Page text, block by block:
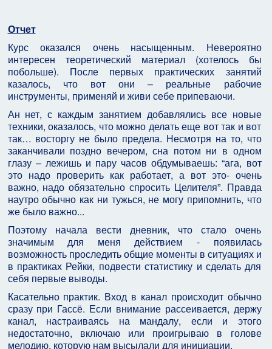
Отчет
Курс оказался очень насыщенным. Невероятно
интересен теоретический материал (хотелось бы
побольше). После первых практических занятий
казалось, что вот они – реальные рабочие
инструменты, применяй и живи себе припеваючи.
Ан нет, с каждым занятием добавлялись все новые
техники, оказалось, что можно делать еще вот так и вот
так… восторгу не было предела. Несмотря на то, что
заканчивали поздно вечером, сна потом ни в одном
глазу – лежишь и пару часов обдумываешь: “ага, вот
это надо проверить как работает, а вот это- очень
важно, надо обязательно спросить Целителя”. Правда
наутро обычно как ни тужься, не могу припомнить, что
же было важно...
Поэтому начала вести дневник, что стало очень
значимым для меня действием - появилась
возможность проследить общие моменты в ситуациях и
в практиках Рейки, подвести статистику и сделать для
себя первые выводы.
Касательно практик. Вход в канал происходит обычно
сразу при Гассё. Если внимание рассеивается, держу
канал, настраиваясь на мандалу, если и этого
недостаточно, включаю или проигрываю в голове
мелодию, которую нам высылали для инициации.